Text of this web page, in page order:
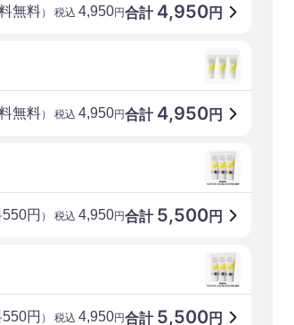
合計 4,950円
無料） 税込 4,950円
合計 4,950円
無料） 税込 4,950円
合計 5,500円
円 ） 税込 4,950円
合計 5,500円
円 ） 税込 4,950円